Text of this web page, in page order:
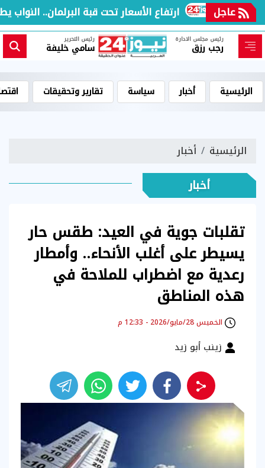
عاجل ارتفاع الأسعار تحت قبة البرلمان.. النواب
رئيس مجلس الادارة
رجب رزق
رئيس التحرير
سامي خليفة
الرئيسية أخبار سياسة تقارير وتحقيقات
الرئيسية أخبار
أخبار
تقلبات جوية في العيد: طقس حار
يسيطر على أغلب الأنحاء.. وأمطار
رعدية مع اضطراب للملاحة في
هذه المناطق
الخميس 28/مايو/2026 - 12:33 م
زينب أبو زيد